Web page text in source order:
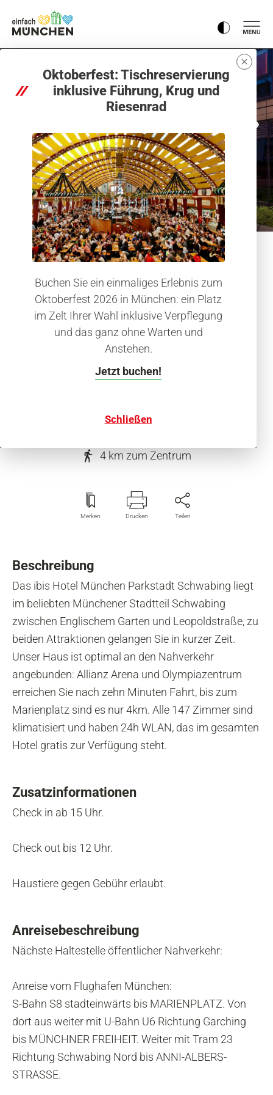
Oktoberfest: Tischreservierung
inklusive Führung, Krug und
Riesenrad
Buchen Sie ein einmaliges Erlebnis zum
Oktoberfest 2026 in München: ein Platz
im Zelt Ihrer Wahl inklusive Verpflegung
und das ganz ohne Warten und
Anstehen.
Jetzt buchen!
Schließen
1 2 3
Hotel
Ibis München Parkstadt
Schwabing
Hotelkategorie (**)
4 km zum Zentrum
Merken Drucken Teilen
Beschreibung
Das ibis Hotel München Parkstadt Schwabing liegt
im beliebten Münchener Stadtteil Schwabing
zwischen Englischem Garten und Leopoldstraße, zu
beiden Attraktionen gelangen Sie in kurzer Zeit.
Unser Haus ist optimal an den Nahverkehr
angebunden: Allianz Arena und Olympiazentrum
erreichen Sie nach zehn Minuten Fahrt, bis zum
Marienplatz sind es nur 4km. Alle 147 Zimmer sind
klimatisiert und haben 24h WLAN, das im gesamten
Hotel gratis zur Verfügung steht.
Zusatzinformationen
Check in ab 15 Uhr.
Check out bis 12 Uhr.
Haustiere gegen Gebühr erlaubt.
Anreisebeschreibung
Nächste Haltestelle öffentlicher Nahverkehr:
Anreise vom Flughafen München:
S-Bahn S8 stadteinwärts bis MARIENPLATZ. Von
dort aus weiter mit U-Bahn U6 Richtung Garching
bis MÜNCHNER FREIHEIT. Weiter mit Tram 23
Richtung Schwabing Nord bis ANNI-ALBERS-
STRASSE.